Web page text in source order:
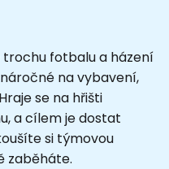
fotbalu a házení
na vybavení,
se na hřišti
a cílem je dostat
si týmovou
zaběháte.